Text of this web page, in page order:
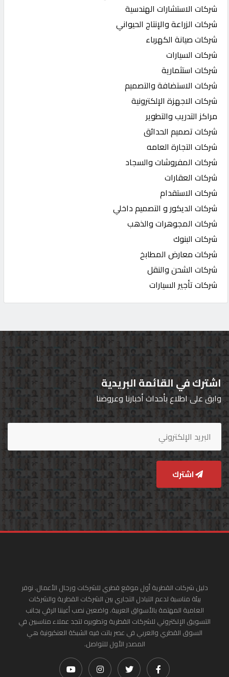
شركات الاستشارات الهندسية
شركات الزراعة والإنتاج الحيواني
شركات صيانة الكهرباء
شركات السيارات
شركات استثمارية
شركات الاستضافة والتصميم
شركات الاجهزة الإلكترونية
مراكز التدريب والتطوير
شركات تصميم الحدائق
شركات التجارة العامه
شركات المفروشات والسجاد
شركات العقارات
شركات الاستقدام
شركات الديكور و التصميم داخلي
شركات المجوهرات والذهب
شركات البنوك
شركات معارض المطابخ
شركات الشحن والنقل
شركات تأجير السيارات
اشترك في القائمة البريدية
وابق على اطلاع بأحداث أخبارنا وعروضنا
اشترك
دليل شركات القطرية أول موقع قطري للشركات ورجال الأعمال. نوفر
بيئة مناسبة لدعم التبادل التجاري بين الشركات القطرية والشركات
العامية المهتمة بالأسواق العربية. واضعين نصب أعيننا الرقي بجانب
التسويق الإلكتروني للشركات القطرية وتطويره لتجد عملاء مناسبين في
السوق القطري والعربي في عصر باتت فيه الشبكة العنكبونية هي
المصدر الأول للتواصل.